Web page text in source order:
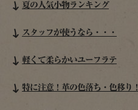
夏の人気小物ランキング
スタッフが使うなら・・・
軽くて柔らかいユーフラテ
特に注意！革の色落ち・色移り！